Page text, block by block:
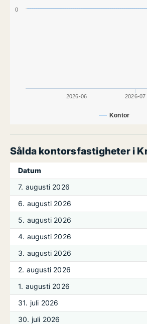
Kontor
2026-06 2026-07
0
Sålda kontorsfastigheter i
Datum
7. augusti 2026
6. augusti 2026
5. augusti 2026
4. augusti 2026
3. augusti 2026
2. augusti 2026
1. augusti 2026
31. juli 2026
30. juli 2026